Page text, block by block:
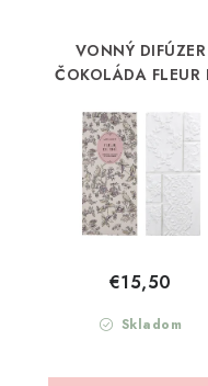
VONNÝ DIFÚZER
ČOKOLÁDA FLEUR
(TSAFT)
Skladom
€15,50